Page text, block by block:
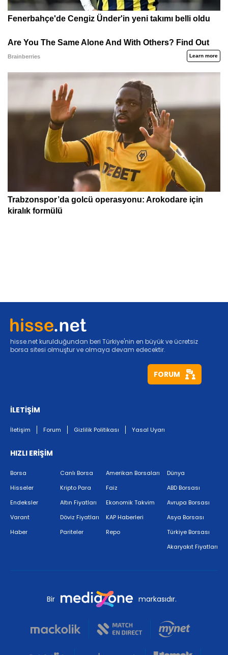
hisse.net kurulduğundan beri Türkiye'nin en büyük ve ücretsiz
borsa sitesi olmuştur ve olmaya devam edecektir.
FORUM
İLETİŞİM
İletişim Forum Gizlilik Politikası Yasal Uyarı
HIZLI ERİŞİM
Borsa
Hisseler
Endeksler
Varant
Haber
Canlı Borsa
Kripto Para
Altın Fiyatları
Döviz Fiyatları
Pariteler
Amerikan Borsaları
Faiz
Ekonomik Takvim
KAP Haberleri
Repo
Dünya
ABD Borsası
Avrupa Borsası
Asya Borsası
Türkiye Borsası
Akaryakıt Fiyatları
Bir markasıdır.